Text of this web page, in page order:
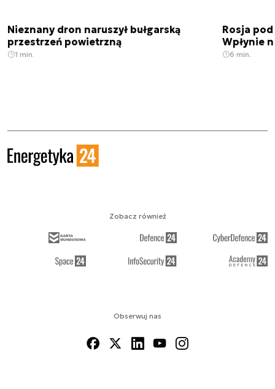
Nieznany dron naruszył bułgarską
przestrzeń powietrzną
1 min.
Rosja
Wpłynie
6 min.
Obserwuj nas
Zobacz również